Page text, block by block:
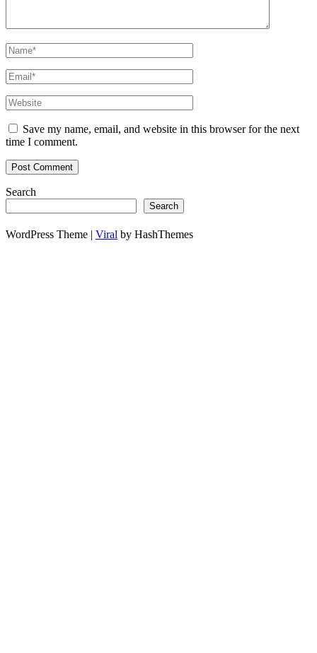
Save my name, email, and website in this browser for the next
time I comment.
Search
Search
WordPress Theme | Viral by HashThemes